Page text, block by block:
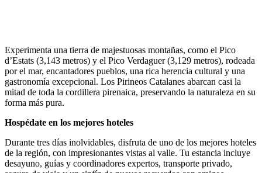
Experimenta una tierra de majestuosas montañas, como el Pico
d’Estats (3,143 metros) y el Pico Verdaguer (3,129 metros), rodeada
por el mar, encantadores pueblos, una rica herencia cultural y una
gastronomía excepcional. Los Pirineos Catalanes abarcan casi la
mitad de toda la cordillera pirenaica, preservando la naturaleza en su
forma más pura.
Hospédate en los mejores hoteles
Durante tres días inolvidables, disfruta de uno de los mejores hoteles
de la región, con impresionantes vistas al valle. Tu estancia incluye
desayuno, guías y coordinadores expertos, transporte privado,